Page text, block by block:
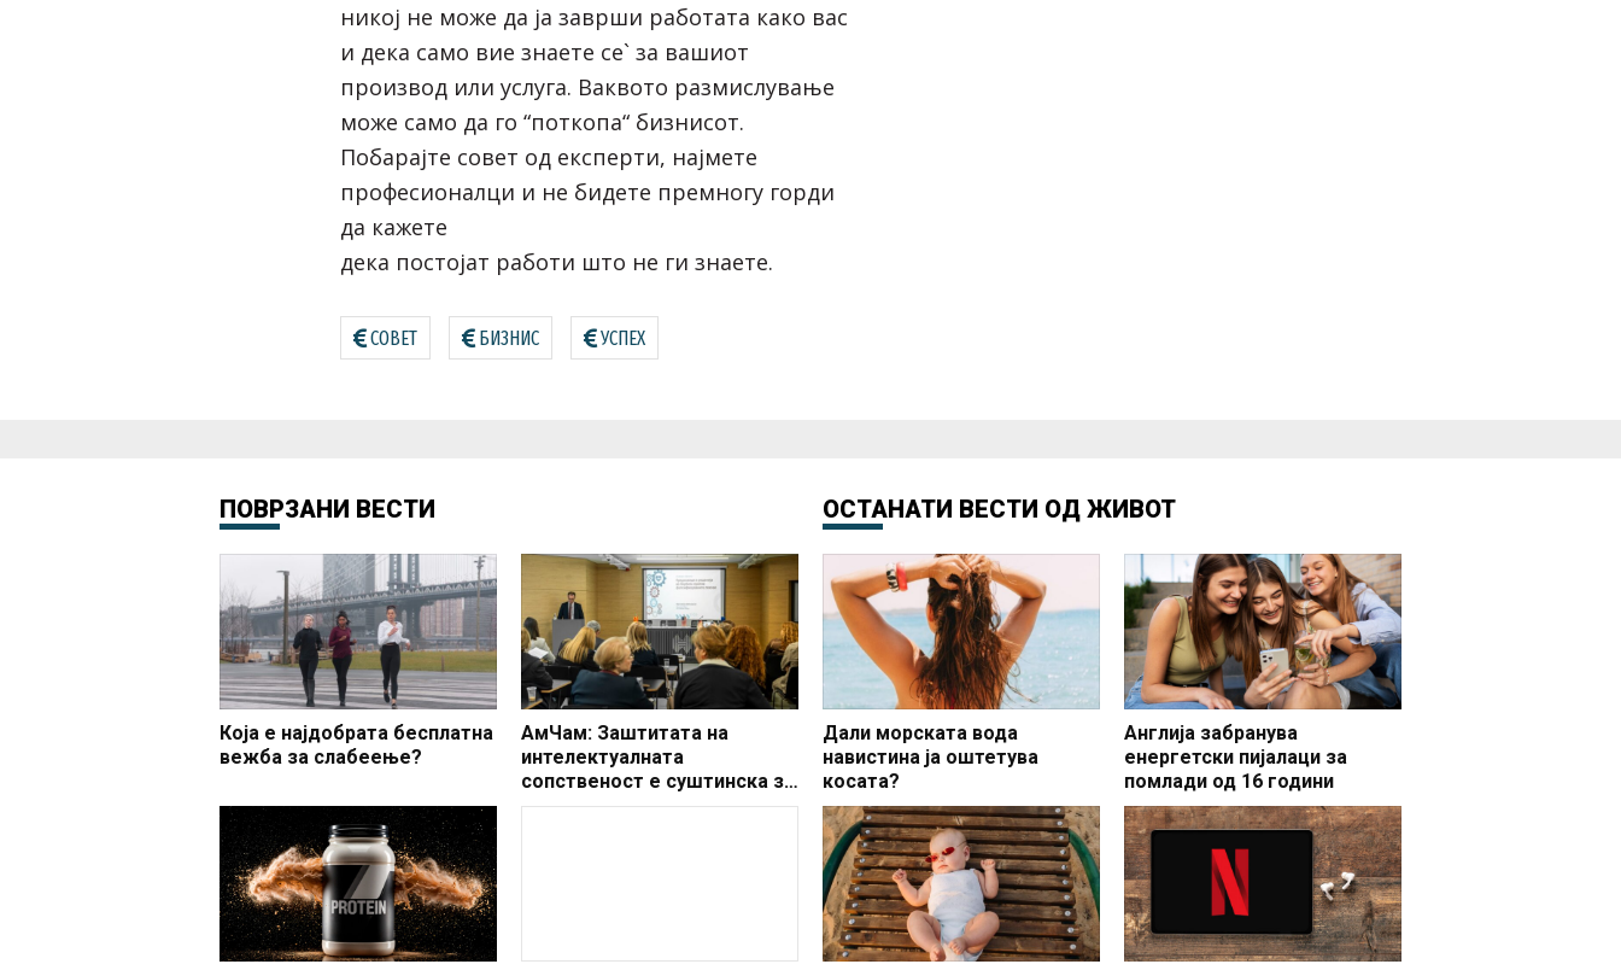
никој не може да ја заврши работата како вас
и дека само вие знаете се` за вашиот
производ или услуга. Ваквото размислување
може само да го “поткопа“ бизнисот.
Побарајте совет од експерти, најмете
професионалци и не бидете премногу горди
да кажете
дека постојат работи што не ги знаете.
СОВЕТ БИЗНИС УСПЕХ
ПОВРЗАНИ ВЕСТИ
Која е најдобрата бесплатна
вежба за слабеење?
АмЧам: Заштитата на
интелектуалната
сопственост е суштинска за
економскиот развој,
ОСТАНАТИ ВЕСТИ ОД ЖИВОТ
Дали морската вода
навистина ја оштетува
косата?
Англија забранува
енергетски пијалаци за
помлади од 16 години